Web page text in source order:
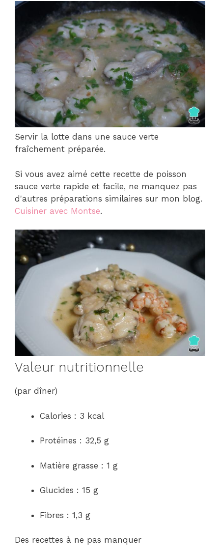
Servir la lotte dans une sauce verte
fraîchement préparée.
Si vous avez aimé cette recette de poisson
sauce verte rapide et facile, ne manquez pas
d'autres préparations similaires sur mon blog.
Cuisiner avec Montse.
Valeur nutritionnelle
(par dîner)
Calories : 3 kcal
Protéines : 32,5 g
Matière grasse : 1 g
Glucides : 15 g
Fibres : 1,3 g
Des recettes à ne pas manquer